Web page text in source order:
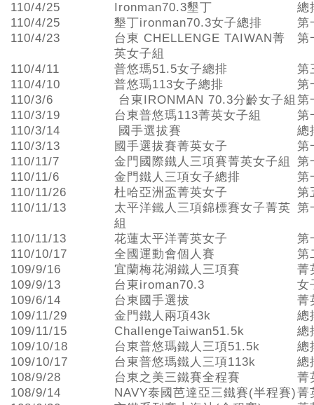
110/4/25
Ironman70.3墾丁
總
110/4/25
墾丁ironman70.3女子總排
第
110/4/23
台東 CHELLENGE TAIWAN菁
英女子組
第
110/4/11 普悠瑪51.5女子總排
第
110/4/10
普悠瑪113女子總排
第
110/3/6
台東IRONMAN 70.3分齡女子組 第
110/3/19
台東普悠瑪113菁英女子組
第
110/3/14
國手選拔賽
總
110/3/13
國手選拔賽菁英女子
第
110/11/7
金門國際鐵人三項賽菁英女子組
第
110/11/6
金門鐵人三項女子總排
第
110/11/26
杜哈亞洲盃菁英女子
第
110/11/13
太平洋鐵人三項錦標賽女子菁英
組
第
110/11/13 花蓮太平洋菁英女子
第
110/10/17
全國運動會個人賽
第
109/9/16
宜蘭梅花湖鐵人三項賽
菁
109/9/13
台東iroman70.3
女
109/6/14
台東國手選拔
菁
109/11/29
金門鐵人兩項43k
總
109/11/15
ChallengeTaiwan51.5k
總
109/10/18
台東普悠瑪鐵人三項51.5k
總
109/10/17
台東普悠瑪鐵人三項113k
總
108/9/28
台東之美三鐵賽全程賽
菁
108/9/14
NAVY泰國芭達亞三鐵賽(半程賽)菁